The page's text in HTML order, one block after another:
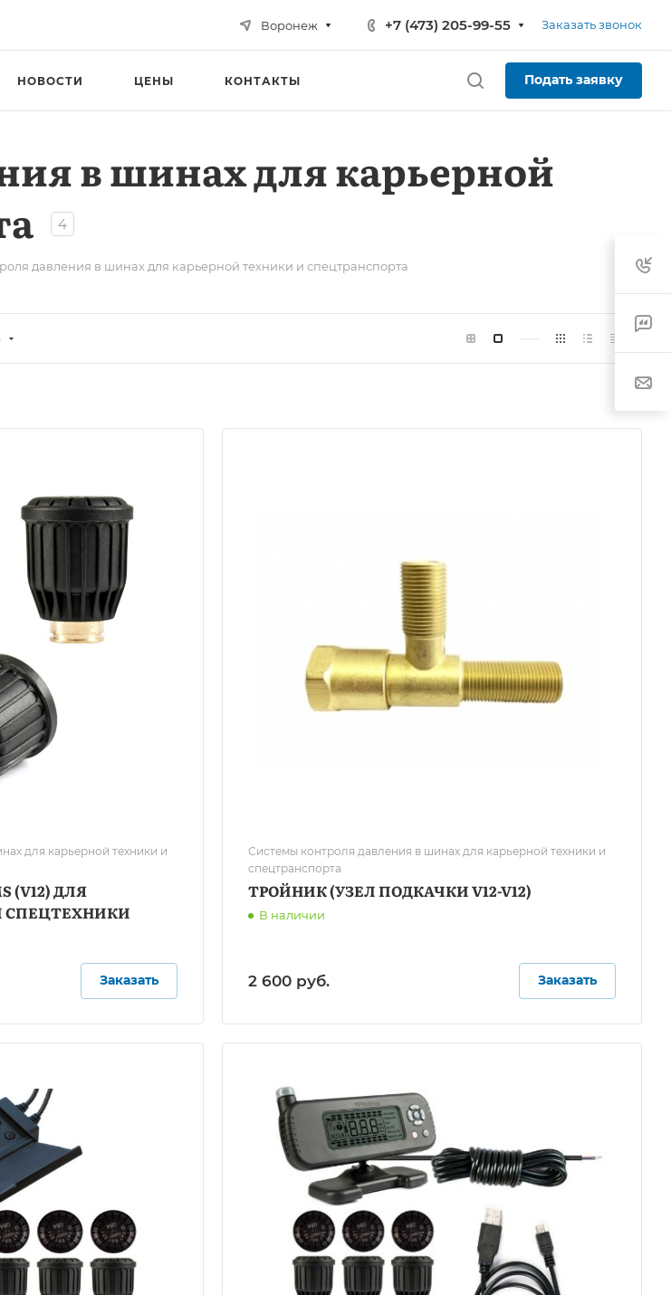
Воронеж +7 (473) 205-99-55 Заказать звонок
НОВОСТИ ЦЕНЫ КОНТАКТЫ Подать заявку
в шинах для карьерной
4
давления в шинах для карьерной техники и спецтранспорта
для карьерной техники и
(V12) ДЛЯ
СПЕЦТЕХНИКИ
Заказать
Системы контроля давления в шинах для карьерной техники и
спецтранспорта
ТРОЙНИК (УЗЕЛ ПОДКАЧКИ V12-V12)
В наличии
2 600 руб. Заказать